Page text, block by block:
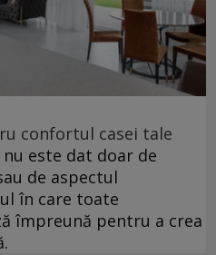
confortul casei tale
este dat doar de
de aspectul
în care toate
împreună pentru a crea